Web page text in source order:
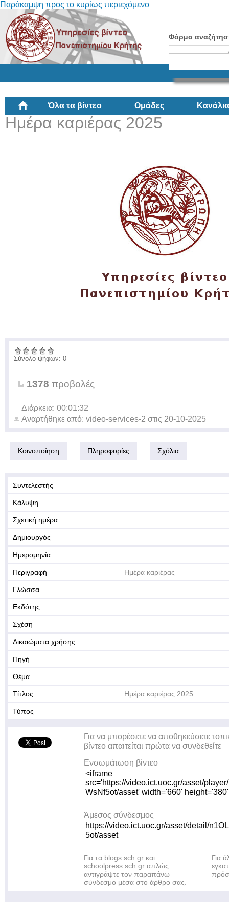
Παράκαμψη προς το κυρίως περιεχόμενο
Φόρμα
Όλα τα βίντεο Ομάδες Κανάλια
Ημέρα καριέρας 2025
Σύνολο ψήφων: 0
1378 προβολές
Διάρκεια: 00:01:32
Αναρτήθηκε από: video-services-2 στις 20-10-2025
Κοινοποίηση Πληροφορίες Σχόλια
Συντελεστής
Κάλυψη
Σχετική ημέρα
Δημιουργός
Ημερομηνία
Περιγραφή Ημέρα καριέρας
Γλώσσα
Εκδότης
Σχέση
Δικαιώματα χρήσης
Πηγή
Θέμα
Τίτλος Ημέρα καριέρας 2025
Τύπος
Για να μπορέσετε να αποθηκεύσετε
βίντεο απαιτείται πρώτα να συνδεθείτε
Ενσωμάτωση βίντεο
Άμεσος σύνδεσμος
Για τα blogs.sch.gr και
schoolpress.sch.gr απλώς
αντιγράψτε τον παραπάνω
σύνδεσμο μέσα στο άρθρο σας.
Για